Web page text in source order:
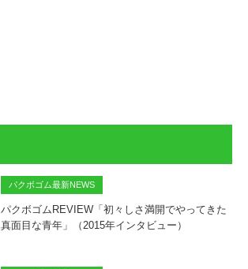
パクボゴム最新NEWS
パクボゴムREVIEW「初々しさ満開でやってきた
真面目な青年」（2015年インタビュー）